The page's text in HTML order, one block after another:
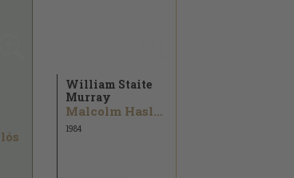
William Staite
Murray
Malcolm Haslam
1984